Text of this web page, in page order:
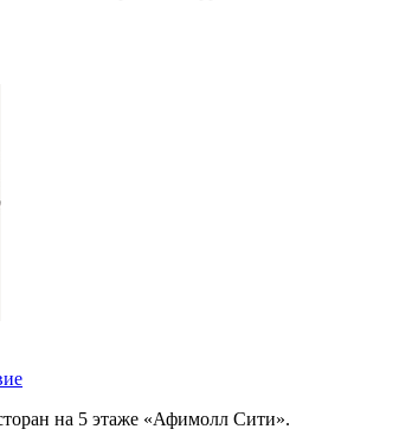
на 5 этаже «Афимолл Сити».